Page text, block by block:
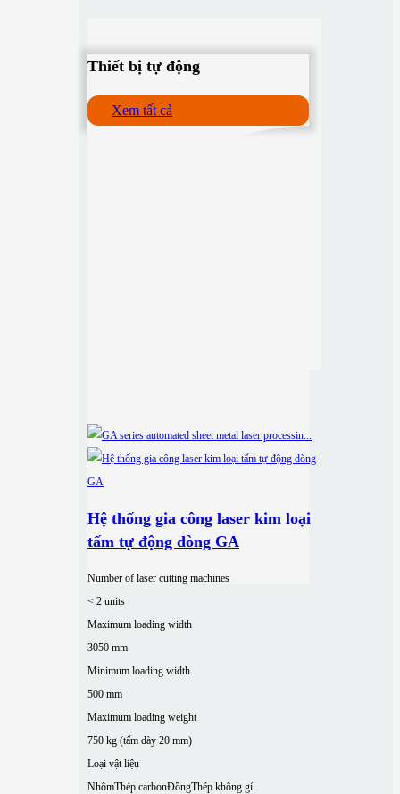
Thiết bị tự động
Xem tất cả
Hệ thống gia công laser kim loại
tấm tự động dòng GA
Number of laser cutting machines
< 2 units
Maximum loading width
3050 mm
Minimum loading width
500 mm
Maximum loading weight
750 kg (tấm dày 20 mm)
Loại vật liệu
NhômThép carbonĐồngThép không gỉ